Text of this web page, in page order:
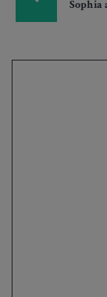
Sophia